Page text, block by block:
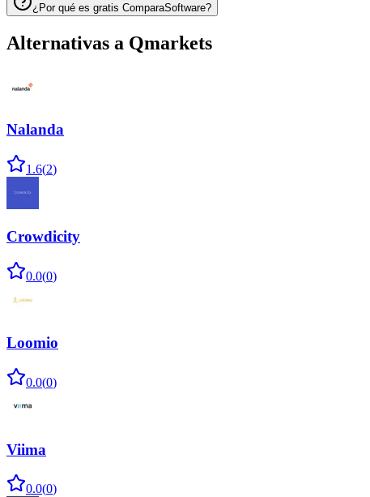
¿Por qué es gratis ComparaSoftware?
Alternativas a Qmarkets
Nalanda
1.6(2)
Crowdicity
0.0(0)
Loomio
0.0(0)
Viima
0.0(0)